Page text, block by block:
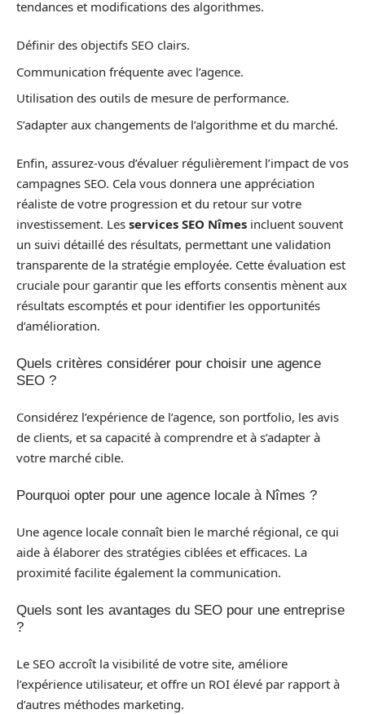
tendances et modifications des algorithmes.
Définir des objectifs SEO clairs.
Communication fréquente avec l’agence.
Utilisation des outils de mesure de performance.
S’adapter aux changements de l’algorithme et du marché.
Enfin, assurez-vous d’évaluer régulièrement l’impact de vos
campagnes SEO. Cela vous donnera une appréciation
réaliste de votre progression et du retour sur votre
investissement. Les services SEO Nîmes incluent souvent
un suivi détaillé des résultats, permettant une validation
transparente de la stratégie employée. Cette évaluation est
cruciale pour garantir que les efforts consentis mènent aux
résultats escomptés et pour identifier les opportunités
d’amélioration.
Quels critères considérer pour choisir une agence
SEO ?
Considérez l’expérience de l’agence, son portfolio, les avis
de clients, et sa capacité à comprendre et à s’adapter à
votre marché cible.
Pourquoi opter pour une agence locale à Nîmes ?
Une agence locale connaît bien le marché régional, ce qui
aide à élaborer des stratégies ciblées et efficaces. La
proximité facilite également la communication.
Quels sont les avantages du SEO pour une entreprise
?
Le SEO accroît la visibilité de votre site, améliore
l’expérience utilisateur, et offre un ROI élevé par rapport à
d’autres méthodes marketing.